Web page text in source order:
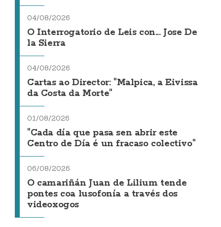
04/08/2026
O Interrogatorio de Leis con... Jose De
la Sierra
04/08/2026
Cartas ao Director: "Malpica, a Eivissa
da Costa da Morte"
01/08/2026
"Cada día que pasa sen abrir este
Centro de Día é un fracaso colectivo"
06/08/2026
O camariñán Juan de Lilium tende
pontes coa lusofonía a través dos
videoxogos